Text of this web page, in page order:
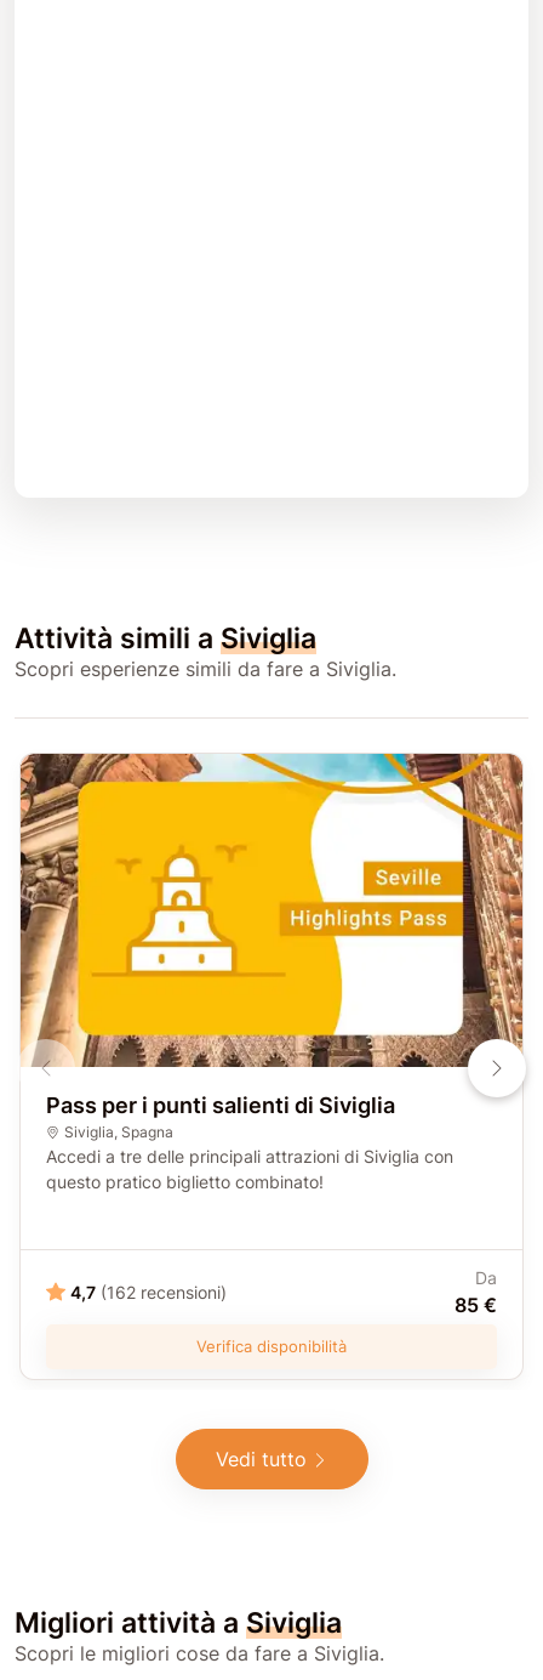
Attività simili a Siviglia
Scopri esperienze simili da fare a Siviglia.
Pass per i punti salienti di Siviglia
Siviglia Spagna
Accedi a tre delle principali attrazioni di Siviglia con
questo pratico biglietto combinato!
4,7 (162 recensioni)
Da
85 €
Verifica disponibilità
Vedi tutto
Migliori attività a Siviglia
Scopri le migliori cose da fare a Siviglia.